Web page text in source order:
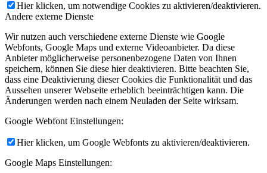
Hier klicken, um notwendige Cookies zu aktivieren/deaktivieren.
Andere externe Dienste
Wir nutzen auch verschiedene externe Dienste wie Google
Webfonts, Google Maps und externe Videoanbieter. Da diese
Anbieter möglicherweise personenbezogene Daten von Ihnen
speichern, können Sie diese hier deaktivieren. Bitte beachten Sie,
dass eine Deaktivierung dieser Cookies die Funktionalität und das
Aussehen unserer Webseite erheblich beeinträchtigen kann. Die
Änderungen werden nach einem Neuladen der Seite wirksam.
Google Webfont Einstellungen:
Hier klicken, um Google Webfonts zu aktivieren/deaktivieren.
Google Maps Einstellungen: